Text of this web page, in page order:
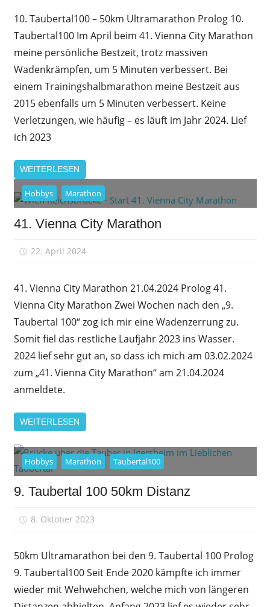
10. Taubertal100 – 50km Ultramarathon Prolog 10.
Taubertal100 Im April beim 41. Vienna City Marathon
meine persönliche Bestzeit, trotz massiven
Wadenkrämpfen, um 5 Minuten verbessert. Bei
einem Trainingshalbmarathon meine Bestzeit aus
2015 ebenfalls um 5 Minuten verbessert. Keine
Verletzungen, wie häufig – es läuft im Jahr 2024. Lief
ich 2023
WEITERLESEN
Hobbys Marathon
41. Vienna City Marathon
22. April 2024
41. Vienna City Marathon 21.04.2024 Prolog 41.
Vienna City Marathon Zwei Wochen nach den „9.
Taubertal 100“ zog ich mir eine Wadenzerrung zu.
Somit fiel das restliche Laufjahr 2023 ins Wasser.
2024 lief sehr gut an, so dass ich mich am 03.02.2024
zum „41. Vienna City Marathon“ am 21.04.2024
anmeldete.
WEITERLESEN
Hobbys Marathon Taubertal100
9. Taubertal 100 50km Distanz
8. Oktober 2023
50km Ultramarathon bei den 9. Taubertal 100 Prolog
9. Taubertal100 Seit Ende 2020 kämpfte ich immer
wieder mit Wehwehchen, welche mich von längeren